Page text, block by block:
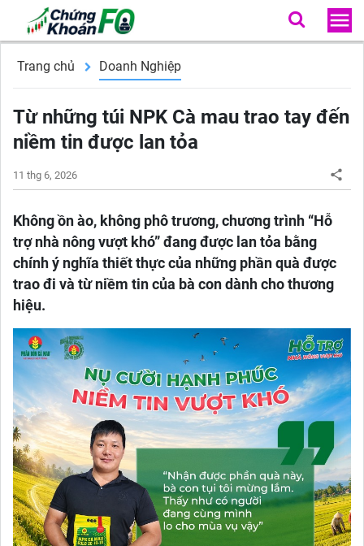
Trang chủ Doanh Nghiệp
Từ những túi NPK Cà mau trao tay đến
niềm tin được lan tỏa
11 thg 6, 2026
Không ồn ào, không phô trương, chương trình “Hỗ
trợ nhà nông vượt khó” đang được lan tỏa bằng
chính ý nghĩa thiết thực của những phần quà được
trao đi và từ niềm tin của bà con dành cho thương
hiệu.